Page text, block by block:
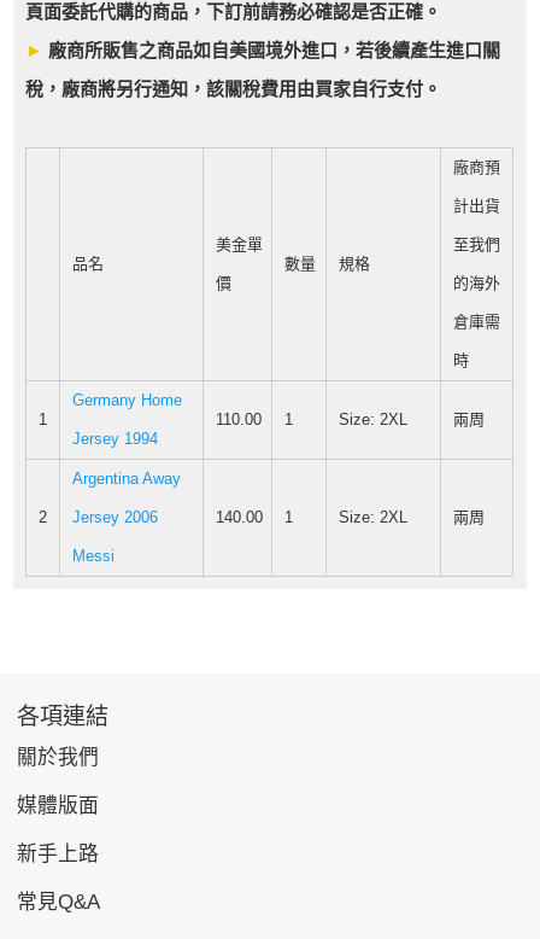
頁面委託代購的商品，下訂前請務必確認是否正確。
► 廠商所販售之商品如自美國境外進口，若後續產生進口關
稅，廠商將另行通知，該關稅費用由買家自行支付。
品名
美金單
價
數量 規格
廠商預
計出貨
至我們
的海外
倉庫需
時
1
Germany Home
Jersey 1994
110.00 1 Size: 2XL 兩周
2
Argentina Away
Jersey 2006
Messi
140.00 1 Size: 2XL 兩周
各項連結
關於我們
媒體版面
新手上路
常見Q&A